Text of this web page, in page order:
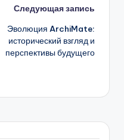
Следующая запись
Эволюция ArchiMate:
исторический взгляд и
перспективы будущего